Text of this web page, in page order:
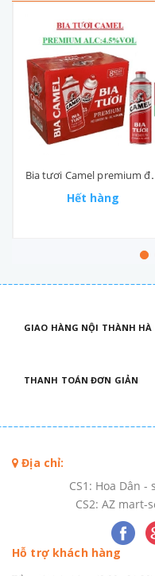
Bia tươi
Hết hàng
GIAO HÀNG NỘI THÀNH HÀ
THANH TOÁN ĐƠN GIẢN
Địa chỉ:
CS1: Hoa Dân -
CS2: AZ mart-
Hỗ trợ khách hàng